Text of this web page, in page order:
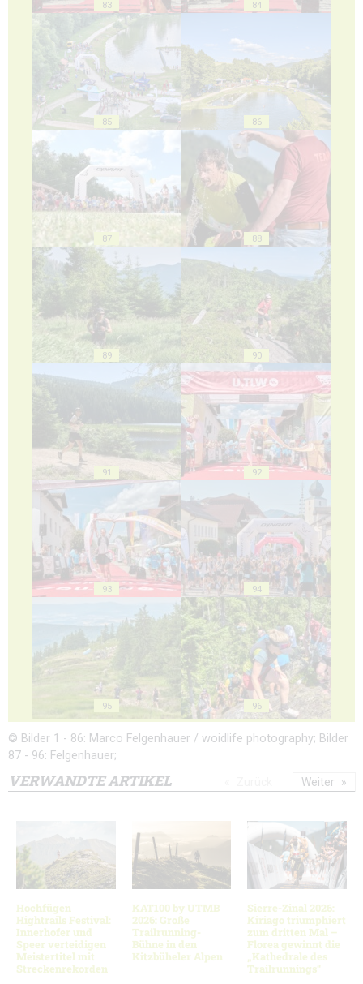
83 84
85 86
87 88
89 90
91 92
93 94
95 96
© Bilder 1 - 86: Marco Felgenhauer / woidlife photography; Bilder
87 - 96: Felgenhauer;
VERWANDTE ARTIKEL
Hochfügen
Hightrails Festival:
Innerhofer und
Speer verteidigen
Meistertitel mit
Streckenrekorden
KAT100 by UTMB
2026: Große
Trailrunning-
Bühne in den
Kitzbüheler Alpen
Sierre-Zinal 2026:
Kiriago triumphiert
zum dritten Mal –
Florea gewinnt die
„Kathedrale des
Trailrunnings“
Weiter